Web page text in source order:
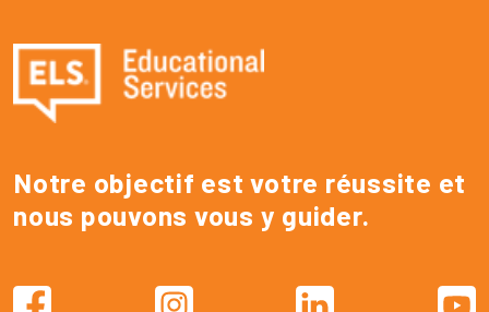
Notre objectif est votre réussite et
nous pouvons vous y guider.